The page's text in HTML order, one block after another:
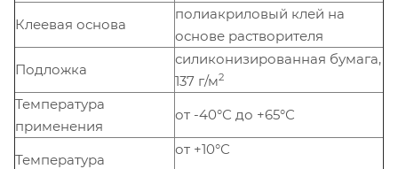
Клеевая основа
полиакриловый клей на
основе растворителя
Подложка
силиконизированная бумага,
137 г/м2
Температура
применения
от -40°С до +65°С
Температура
от +10°С